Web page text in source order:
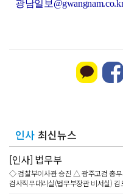
광남일보
인사 최신뉴스
[인사] 법무부
◇ 검찰부이사관 승진 △ 광주고검 총
검사직무대리실(법무부장관 비서실) 김